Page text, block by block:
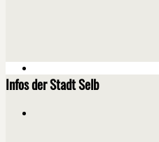
Infos der Stadt Selb